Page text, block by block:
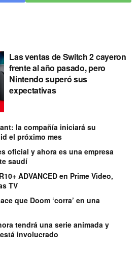
Las ventas de Switch 2 cayeron
frente al año pasado, pero
Nintendo superó sus
expectativas
la compañía iniciará su
el próximo mes
oficial y ahora es una empresa
saudí
ADVANCED en Prime Video,
TV
que Doom ‘corra’ en una
tendrá una serie animada y
involucrado